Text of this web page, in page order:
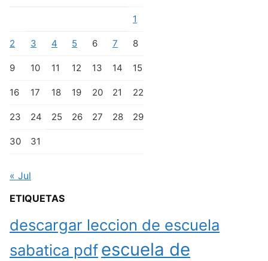
1
2 3 4 5 6 7 8
9 10 11 12 13 14 15
16 17 18 19 20 21 22
23 24 25 26 27 28 29
30 31
« Jul
ETIQUETAS
descargar leccion de escuela
sabatica pdfescuela de